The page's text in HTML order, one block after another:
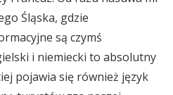
Śląska, gdzie
są czymś
i niemiecki to absolutny
pojawia się również język